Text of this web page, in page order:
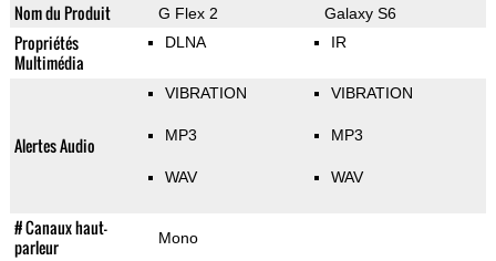
Nom du Produit G Flex 2 Galaxy S6
Propriétés
Multimédia
DLNA IR
Alertes Audio
VIBRATION
MP3
WAV
VIBRATION
MP3
WAV
# Canaux haut-
parleur
Mono